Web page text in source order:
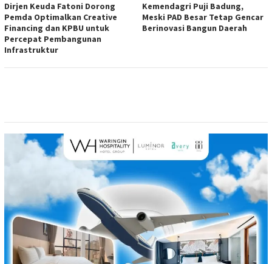
Dirjen Keuda Fatoni Dorong
Pemda Optimalkan Creative
Financing dan KPBU untuk
Percepat Pembangunan
Infrastruktur
Kemendagri Puji Badung,
Meski PAD Besar Tetap Gencar
Berinovasi Bangun Daerah